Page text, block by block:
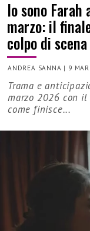
Io sono
marzo: il
colpo di
ANDREA SANNA | 9
Trama e
marzo 2026 con
come finisce...